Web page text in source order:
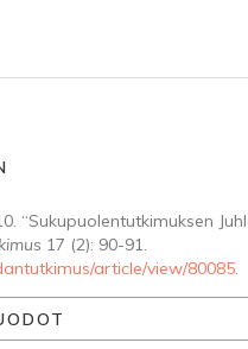
“Sukupuolentutkimuksen
17 (2): 90-91.
article/view/80085.